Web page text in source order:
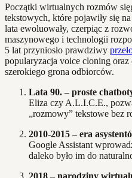
Początki wirtualnych rozmów
tekstowych, które pojawiły się
lata ewoluowały, czerpiąc z
maszynowego i technologii
5 lat przyniosło prawdziwy
popularyzacja voice cloning oraz
szerokiego grona odbiorców.
Lata 90. – proste
Eliza czy A.L.I.C.E.,
„rozmowy” tekstowe bez
2010-2015 – era
Google Assistant
daleko było im do